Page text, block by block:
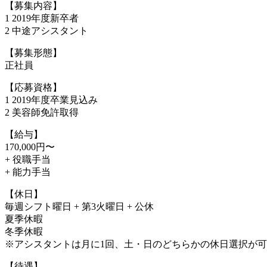
【募集内容】
1 2019年度新卒者
2 中途アシスタント
【募集形態】
正社員
【応募資格】
1 2019年度卒業見込み
2 美容師免許取得
【給与】
170,000円〜
+ 役職手当
+ 能力手当
【休日】
毎週シフト曜日 + 第3火曜日 + 公休
夏季休暇
冬季休暇
※アシスタントは月に1回、土・日のどちらかの休日選択が